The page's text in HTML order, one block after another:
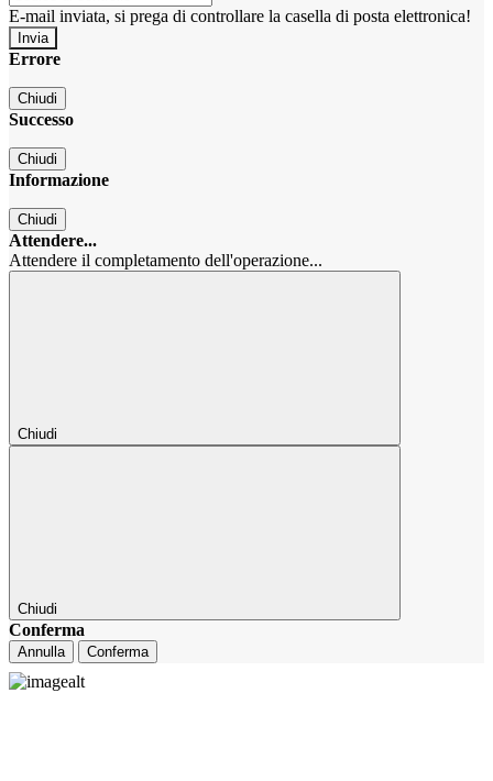
E-mail inviata, si prega di controllare la casella di posta elettronica!
Errore
Chiudi
Successo
Chiudi
Informazione
Chiudi
Attendere...
Attendere il completamento dell'operazione...
Chiudi
Chiudi
Conferma
Annulla Conferma